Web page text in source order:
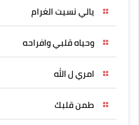
يالي نسيت الغرام
وحياه قلبي وافراحه
امري ل الله
طمن قلبك